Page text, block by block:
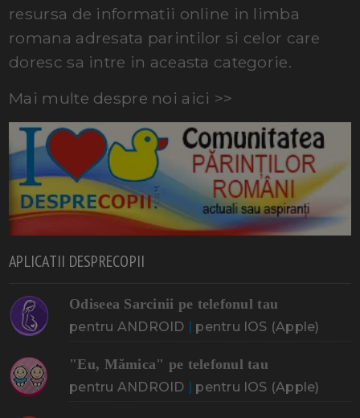
resursa de informatii online in limba
romana adresata parintilor si celor care
doresc sa intre in aceasta categorie.
Mai multe despre noi aici >>
APLICATII DESPRECOPII
Odiseea Sarcinii pe telefonul tau
pentru ANDROID | pentru IOS (Apple)
"Eu, Mămica" pe telefonul tau
pentru ANDROID | pentru IOS (Apple)